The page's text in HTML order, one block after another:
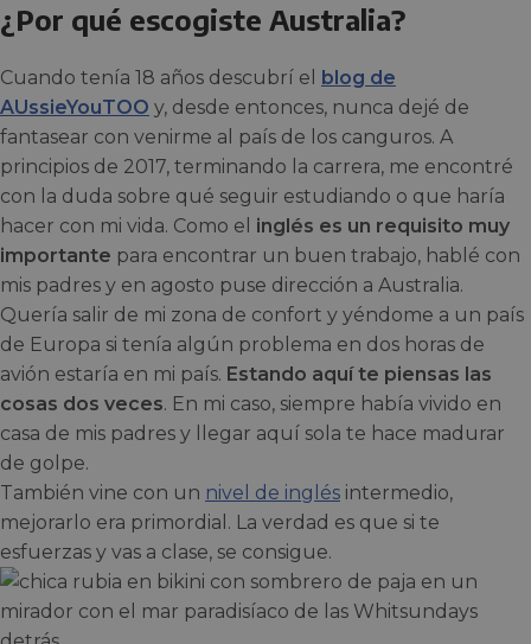
¿Por qué escogiste Australia?
Cuando tenía 18 años descubrí el blog de
AUssieYouTOO y, desde entonces, nunca dejé de
fantasear con venirme al país de los canguros. A
principios de 2017, terminando la carrera, me encontré
con la duda sobre qué seguir estudiando o que haría
hacer con mi vida. Como el inglés es un requisito muy
importante para encontrar un buen trabajo, hablé con
mis padres y en agosto puse dirección a Australia.
Quería salir de mi zona de confort y yéndome a un país
de Europa si tenía algún problema en dos horas de
avión estaría en mi país. Estando aquí te piensas las
cosas dos veces. En mi caso, siempre había vivido en
casa de mis padres y llegar aquí sola te hace madurar
de golpe.
También vine con un nivel de inglés intermedio,
mejorarlo era primordial. La verdad es que si te
esfuerzas y vas a clase, se consigue.